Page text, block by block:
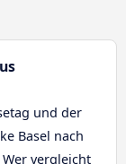
und der
Basel nach
vergleicht